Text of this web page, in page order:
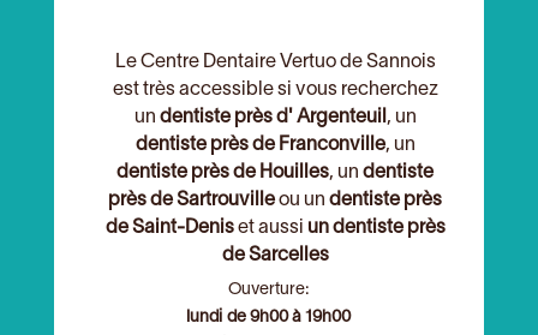
Le Centre Dentaire Vertuo de Sannois
est très accessible si vous recherchez
un dentiste près d' Argenteuil , un
dentiste près de Franconville, un
dentiste près de Houilles, undentiste
près de Sartrouville ou undentiste près
de Saint-Denis et aussi un dentiste près
de Sarcelles
Ouverture:
lundi de 9h00 à 19h00